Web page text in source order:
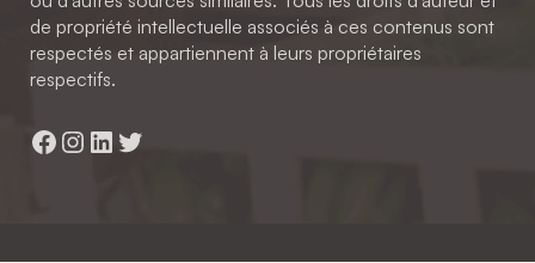
de propriété intellectuelle associés à ces contenus sont
respectés et appartiennent à leurs propriétaires
respectifs.
Facebook
Instagram
LinkedIn
Twitter